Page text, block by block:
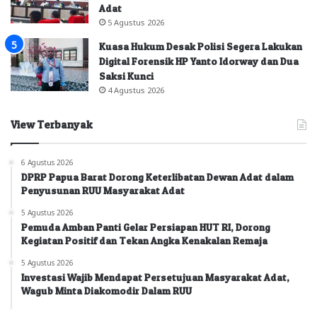
Adat
5 Agustus 2026
Kuasa Hukum Desak Polisi Segera Lakukan
Digital Forensik HP Yanto Idorway dan Dua
Saksi Kunci
4 Agustus 2026
View Terbanyak
6 Agustus 2026
DPRP Papua Barat Dorong Keterlibatan Dewan Adat dalam
Penyusunan RUU Masyarakat Adat
5 Agustus 2026
Pemuda Amban Panti Gelar Persiapan HUT RI, Dorong
Kegiatan Positif dan Tekan Angka Kenakalan Remaja
5 Agustus 2026
Investasi Wajib Mendapat Persetujuan Masyarakat Adat,
Wagub Minta Diakomodir Dalam RUU